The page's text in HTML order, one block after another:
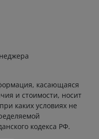
касающаяся
и стоимости, носит
каких условиях не
кодекса РФ.